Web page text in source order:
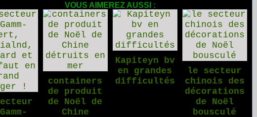
VOUS AIMEREZ AUSSI :
containers
de produit
de Noël de
Chine
Kapiteyn bv
en grandes
difficultés
le secteur
chinois des
décorations
de Noël
bousculé